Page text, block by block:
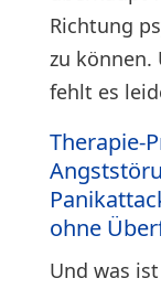
Richtung
zu können.
fehlt es
Therapie-
ohne
Und was